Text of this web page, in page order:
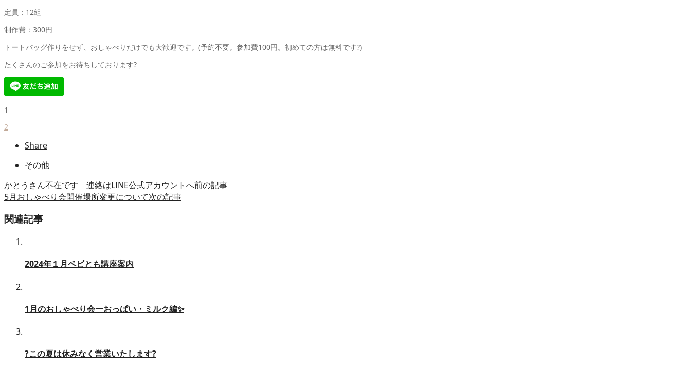
定員：12組
制作費：300円
トートバッグ作りをせず、おしゃべりだけでも大歓迎です。(予約不要。参加費100円。初めての方は無料です?)
たくさんのご参加をお待ちしております?
1
2
Share
その他
かとうさん不在です 連絡はLINE公式アカウントへ前の記事
5月おしゃべり会開催場所変更について次の記事
関連記事
2024年１月ベビとも講座案内
1月のおしゃべり会ーおっぱい・ミルク編✨
?この夏は休みなく営業いたします?